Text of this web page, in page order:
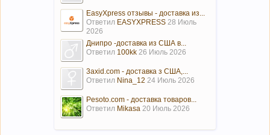
EasyXpress отзывы - доставка из...
Ответил EASYXPRESS 28 Июль
2026
Днипро -доставка из США в...
Ответил 100kk 26 Июль 2026
3axid.com - доставка з США,...
Ответил Nina_12 24 Июль 2026
Pesoto.com - доставка товаров...
Ответил Mikasa 20 Июль 2026